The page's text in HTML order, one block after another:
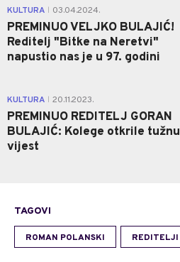
KULTURA 03.04.2024.
PREMINUO VELJKO BULAJIĆ!
Reditelj "Bitke na Neretvi"
napustio nas je u 97. godini
KULTURA 20.11.2023.
PREMINUO REDITELJ GORAN
BULAJIĆ: Kolege otkrile tužnu
vijest
TAGOVI
ROMAN POLANSKI REDITELJI